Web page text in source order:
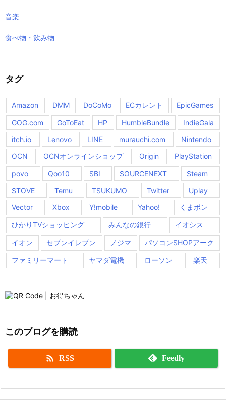
音楽
食べ物・飲み物
タグ
Amazon DMM DoCoMo ECカレント EpicGames
GOG.com GoToEat HP HumbleBundle
IndieGala
itch.io
Lenovo LINE murauchi.com
Nintendo
OCN
OCNオンラインショップ Origin PlayStation
povo Qoo10 SBI SOURCENEXT
Steam
STOVE
Temu TSUKUMO Twitter
Uplay
Vector
Xbox Y!mobile Yahoo! くまポン
ひかりTVショッピング みんなの銀行 イオシス
イオン セブンイレブン ノジマ パソコンSHOPアーク
ファミリーマート ヤマダ電機 ローソン 楽天
このブログを購読
 RSS Feedly